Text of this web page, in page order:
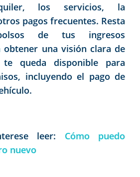
los servicios, la
pagos frecuentes. Resta
de tus ingresos
obtener una visión clara de
queda disponible para
incluyendo el pago de
leer: Cómo puedo
nuevo